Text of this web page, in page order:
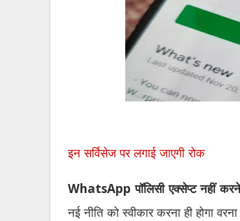
इन सर्विसेज पर लगाई जाएगी रोक
WhatsAppपॉलिसी एक्सेप्ट नहीं
नई नीति को स्वीकार करना ही होगा